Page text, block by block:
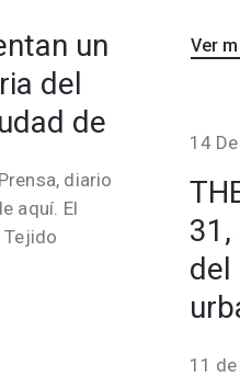
Ver
un
del
de
diario
aquí. El
Tejido
14
del
11